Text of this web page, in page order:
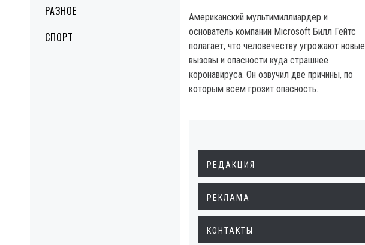
РАЗНОЕ
СПОРТ
Американский мультимиллиардер и
основатель компании Microsoft Билл Гейтс
полагает, что человечеству угрожают новые
вызовы и опасности куда страшнее
коронавируса. Он озвучил две причины, по
которым всем грозит опасность.
РЕДАКЦИЯ
РЕКЛАМА
КОНТАКТЫ